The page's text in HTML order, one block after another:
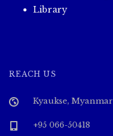
Library
REACH US
Kyaukse, Myanmar
+95 066-50418